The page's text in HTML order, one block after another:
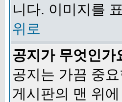
니다. 이미지를
위로
공지가 무엇인가
공지는 가끔 중
게시판의 맨 위